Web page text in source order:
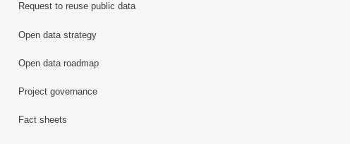
Request to reuse public data
Open data strategy
Open data roadmap
Project governance
Fact sheets